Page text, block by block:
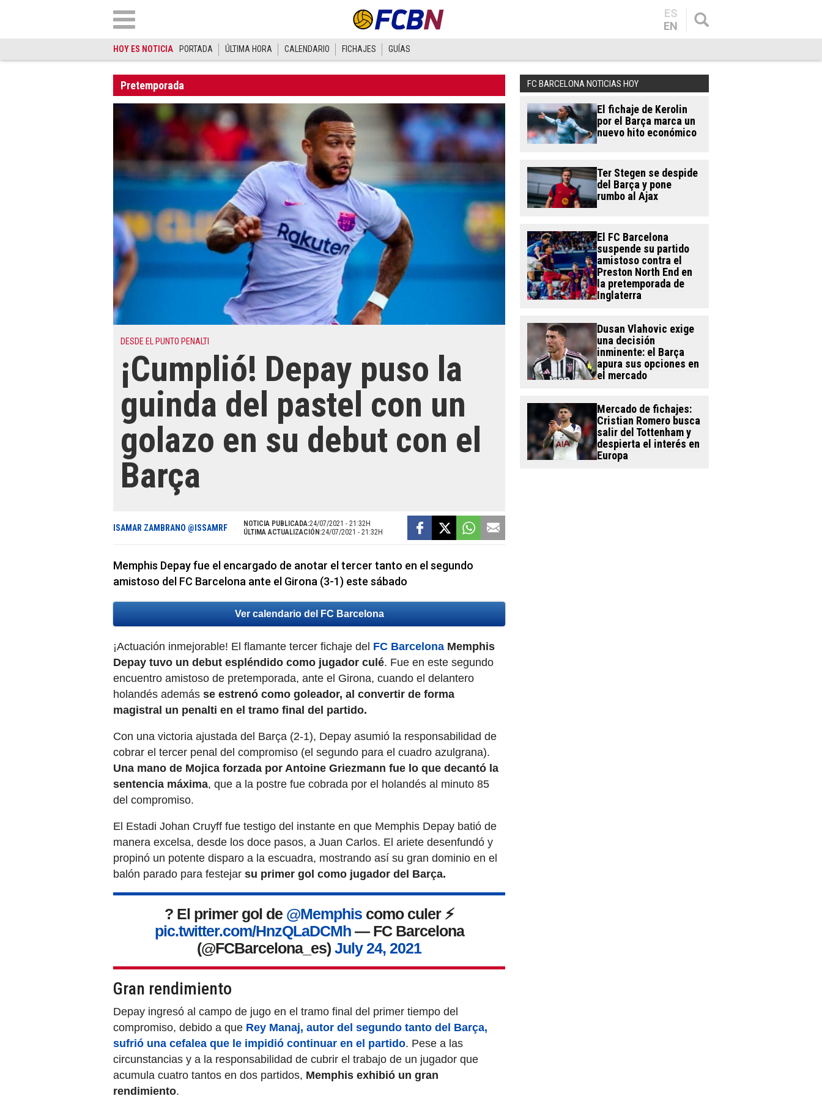
ES
EN
HOY ES NOTICIA PORTADA ÚLTIMA HORA CALENDARIO FICHAJES GUÍAS
Pretemporada
DESDE EL PUNTO PENALTI
¡Cumplió! Depay puso la
guinda del pastel con un
golazo en su debut con el
Barça
ISAMAR ZAMBRANO @ISSAMRF NOTICIA PUBLICADA:24/07/2021 - 21:32H
ÚLTIMA ACTUALIZACIÓN:24/07/2021 - 21:32H
Memphis Depay fue el encargado de anotar el tercer tanto en el segundo
amistoso del FC Barcelona ante el Girona (3-1) este sábado
Ver calendario del FC Barcelona
¡Actuación inmejorable! El flamante tercer fichaje del FC Barcelona Memphis
Depay tuvo un debut espléndido como jugador culé. Fue en este segundo
encuentro amistoso de pretemporada, ante el Girona, cuando el delantero
holandés además se estrenó como goleador, al convertir de forma
magistral un penalti en el tramo final del partido.
Con una victoria ajustada del Barça (2-1), Depay asumió la responsabilidad de
cobrar el tercer penal del compromiso (el segundo para el cuadro azulgrana).
Una mano de Mojica forzada por Antoine Griezmann fue lo que decantó la
sentencia máxima, que a la postre fue cobrada por el holandés al minuto 85
del compromiso.
El Estadi Johan Cruyff fue testigo del instante en que Memphis Depay batió de
manera excelsa, desde los doce pasos, a Juan Carlos. El ariete desenfundó y
propinó un potente disparo a la escuadra, mostrando así su gran dominio en el
balón parado para festejar su primer gol como jugador del Barça.
? El primer gol de @Memphis como culer ⚡
pic.twitter.com/HnzQLaDCMh— FC Barcelona
(@FCBarcelona_es)July 24, 2021
Gran rendimiento
Depay ingresó al campo de jugo en el tramo final del primer tiempo del
compromiso, debido a que Rey Manaj, autor del segundo tanto del Barça,
sufrió una cefalea que le impidió continuar en el partido. Pese a las
circunstancias y a la responsabilidad de cubrir el trabajo de un jugador que
acumula cuatro tantos en dos partidos, Memphis exhibió un gran
rendimiento.
FC BARCELONA NOTICIAS HOY
El fichaje de Kerolin
por el Barça marca un
nuevo hito económico
Ter Stegen se despide
del Barça y pone
rumbo al Ajax
El FC Barcelona
suspende su partido
amistoso contra el
Preston North End en
la pretemporada de
Inglaterra
Dusan Vlahovic exige
una decisión
inminente: el Barça
apura sus opciones en
el mercado
Mercado de fichajes:
Cristian Romero busca
salir del Tottenham y
despierta el interés en
Europa